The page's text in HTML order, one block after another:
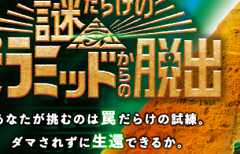
中国語でのお問
English／